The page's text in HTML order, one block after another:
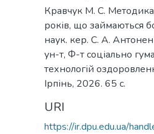
Кравчук М. С. Методика
років, що займаються
наук. кер. С. А.
ун-т, Ф-т соціально
технологій
Ірпінь, 2026. 65 с.
URI
https://ir.dpu.edu.ua/